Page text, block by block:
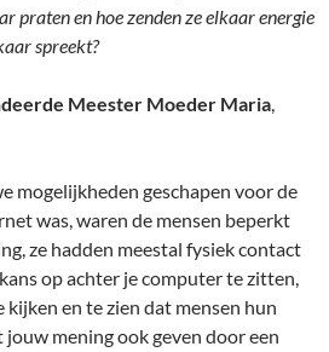
praten en hoe zenden ze elkaar energie
spreekt?
Meester Moeder Maria,
mogelijkheden geschapen voor de
was, waren de mensen beperkt
ze hadden meestal fysiek contact
op achter je computer te zitten,
kijken en te zien dat mensen hun
jouw mening ook geven door een